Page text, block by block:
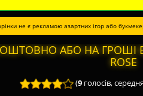
не є рекламою азартних ігор або
АБО НА ГРОШІ
ROSE
(9голосів,